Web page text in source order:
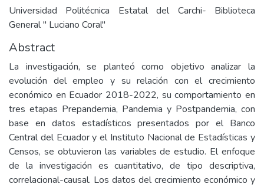
Universidad Politécnica Estatal del Carchi- Biblioteca
General " Luciano Coral"
Abstract
La investigación, se planteó como objetivo analizar la
evolución del empleo y su relación con el crecimiento
económico en Ecuador 2018-2022, su comportamiento en
tres etapas Prepandemia, Pandemia y Postpandemia, con
base en datos estadísticos presentados por el Banco
Central del Ecuador y el Instituto Nacional de Estadísticas y
Censos, se obtuvieron las variables de estudio. El enfoque
de la investigación es cuantitativo, de tipo descriptiva,
correlacional-causal. Los datos del crecimiento económico y